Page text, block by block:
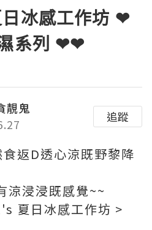
冰感工作坊 ❤
系列 ❤❤
靚鬼
追蹤
返D透心涼既野黎降
涼浸浸既感覺~~
夏日冰感工作坊 >